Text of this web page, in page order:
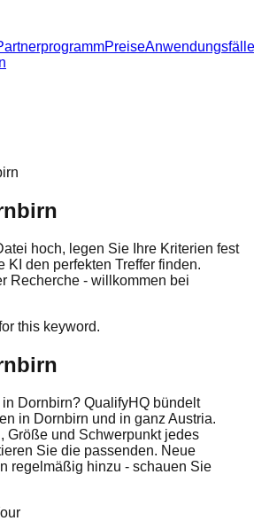
PreiseAnwendungsfälle
hoch, legen Sie Ihre Kriterien fest
KI den perfekten Treffer finden.
Recherche - willkommen bei
this keyword.
Dornbirn? QualifyHQ bündelt
in Dornbirn und in ganz Austria.
Größe und Schwerpunkt jedes
Sie die passenden. Neue
regelmäßig hinzu - schauen Sie